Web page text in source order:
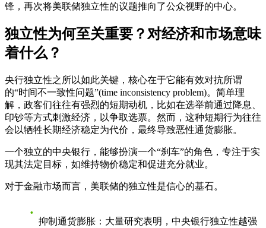
锋，再次将美联储独立性的议题推向了公众视野的中心。
独立性为何至关重要？对经济和市场意味
着什么？
央行独立性之所以如此关键，核心在于它能有效对抗所谓
的“时间不一致性问题”(time inconsistency problem)。简单理
解，政客们往往有强烈的短期动机，比如在选举前通过降息、
印钞等方式刺激经济，以争取选票。然而，这种短期行为往往
会以牺牲长期经济稳定为代价，最终导致恶性通货膨胀。
一个独立的中央银行，能够扮演一个“刹车”的角色，专注于实
现其法定目标，如维持物价稳定和促进充分就业。
对于金融市场而言，美联储的独立性是信心的基石。
抑制通货膨胀 ：大量研究表明，中央银行独立性越强